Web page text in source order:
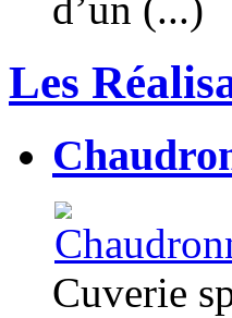
Les
Cuverie